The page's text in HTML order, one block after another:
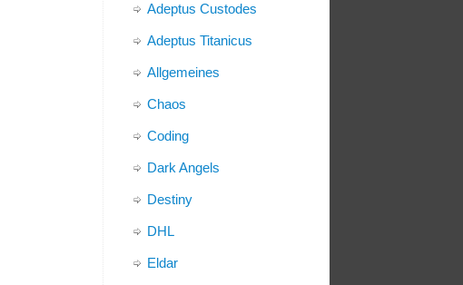
Adeptus Custodes
Adeptus Titanicus
Allgemeines
Chaos
Coding
Dark Angels
Destiny
DHL
Eldar